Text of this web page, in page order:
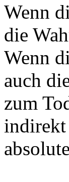
Wenn
die
Wenn
auch
zum
indirekt